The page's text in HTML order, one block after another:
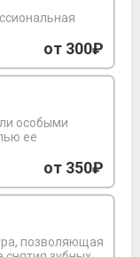
от 300₽
особыми
ее
от 350₽
позволяющая